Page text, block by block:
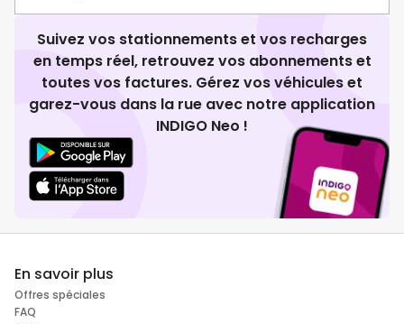
Suivez vos stationnements et vos recharges
en temps réel, retrouvez vos abonnements et
toutes vos factures. Gérez vos véhicules et
garez-vous dans la rue avec notre application
INDIGO Neo !
En savoir plus
Offres spéciales
FAQ